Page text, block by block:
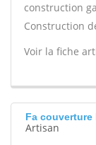
construction
Construction
Voir la fiche
Fa couverture
Artisan